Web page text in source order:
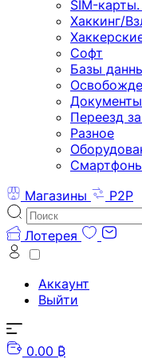
SIM-
Хаккинг/
Софт
Базы
Документы
Переезд
Разное
Магазины
P2P
Лотерея
Аккаунт
Выйти
0.00 ₿